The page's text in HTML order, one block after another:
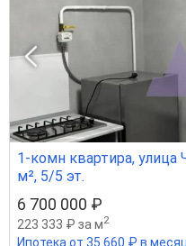
1-комн квартира, улица
м², 5/5 эт.
6 700 000 ₽
223 333 ₽ за м2
Ипотека от 35 660 ₽ в